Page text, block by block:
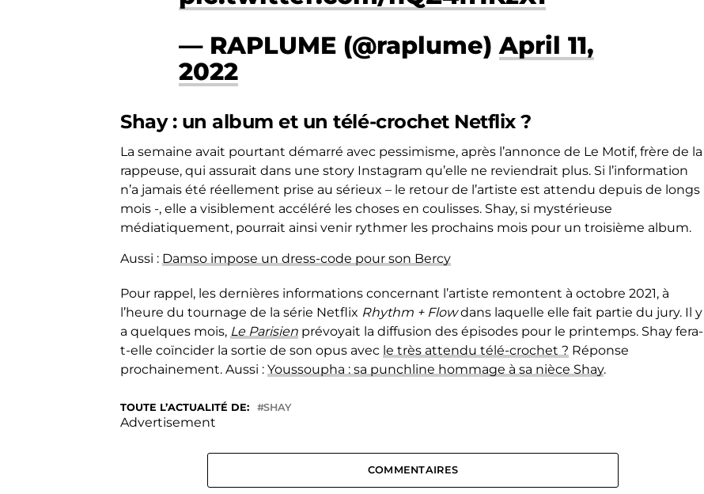
— RAPLUME (@raplume)April 11,
2022
Shay : un album et un télé-crochet Netflix ?
La semaine avait pourtant démarré avec pessimisme, après l’annonce de Le Motif, frère de la
rappeuse, qui assurait dans une story Instagram qu’elle ne reviendrait plus. Si l’information
n’a jamais été réellement prise au sérieux – le retour de l’artiste est attendu depuis de longs
mois -, elle a visiblement accéléré les choses en coulisses. Shay, si mystérieuse
médiatiquement, pourrait ainsi venir rythmer les prochains mois pour un troisième album.
Aussi : Damso impose un dress-code pour son Bercy
Pour rappel, les dernières informations concernant l’artiste remontent à octobre 2021, à
l’heure du tournage de la série Netflix Rhythm + Flowdans laquelle elle fait partie du jury. Il y
a quelques mois, Le Parisien prévoyait la diffusion des épisodes pour le printemps. Shay fera-
t-elle coïncider la sortie de son opus avec le très attendu télé-crochet ? Réponse
prochainement. Aussi : Youssoupha : sa punchline hommage à sa nièce Shay.
TOUTE L’ACTUALITÉ DE: SHAY
Advertisement
COMMENTAIRES